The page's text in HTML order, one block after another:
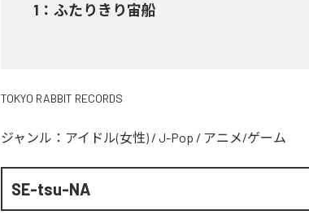
1 ： ふたりきり宙船
TOKYO RABBIT RECORDS
ジャンル： アイドル(女性) / J-Pop / アニメ/ゲーム
SE-tsu-NA